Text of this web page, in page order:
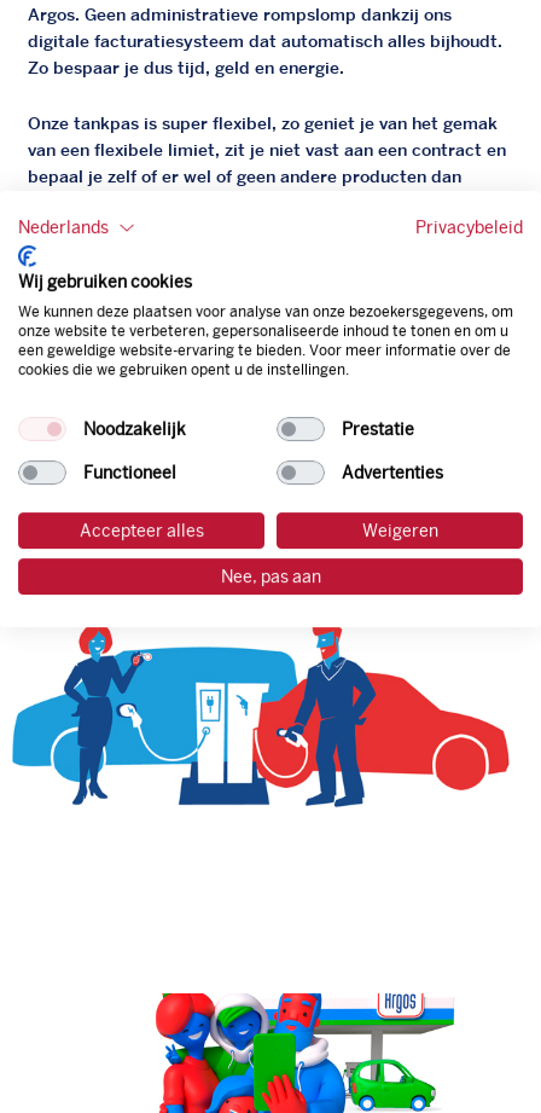
Argos. Geen administratieve rompslomp dankzij ons
digitale facturatiesysteem dat automatisch alles bijhoudt.
Zo bespaar je dus tijd, geld en energie.
Onze tankpas is super flexibel, zo geniet je van het gemak
van een flexibele limiet, zit je niet vast aan een contract en
bepaal je zelf of er wel of geen andere producten dan
Bovendien profiteer je altijd van een gegarandeerde
korting. Mocht de pompprijs toch lager zijn dan betaal je
natuurlijk de prijs aan de pomp. Zo ben je altijd verzekerd
van de laagste prijs.
Nederlands Privacybeleid
Wij gebruiken cookies
We kunnen deze plaatsen voor analyse van onze bezoekersgegevens, om
onze website te verbeteren, gepersonaliseerde inhoud te tonen en om u
een geweldige website-ervaring te bieden. Voor meer informatie over de
cookies die we gebruiken opent u de instellingen.
Noodzakelijk Prestatie
Functioneel Advertenties
Accepteer alles Weigeren
Nee, pas aan